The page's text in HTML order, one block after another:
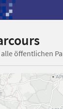
öffentlichen